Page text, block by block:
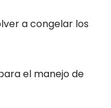
a congelar los
el manejo de